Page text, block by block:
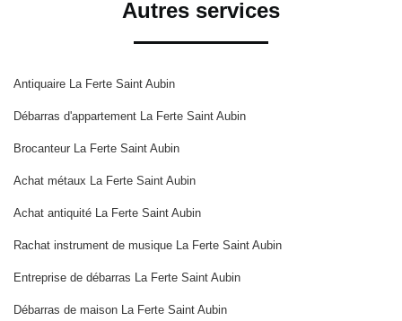
Autres services
Antiquaire La Ferte Saint Aubin
Débarras d'appartement La Ferte Saint Aubin
Brocanteur La Ferte Saint Aubin
Achat métaux La Ferte Saint Aubin
Achat antiquité La Ferte Saint Aubin
Rachat instrument de musique La Ferte Saint Aubin
Entreprise de débarras La Ferte Saint Aubin
Débarras de maison La Ferte Saint Aubin